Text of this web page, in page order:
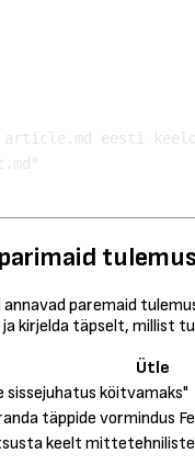
eesti
paremaid
kirjelda täpselt, millist
Ütle
sissejuhatus köitvamaks"
täppide vormindus
keelt